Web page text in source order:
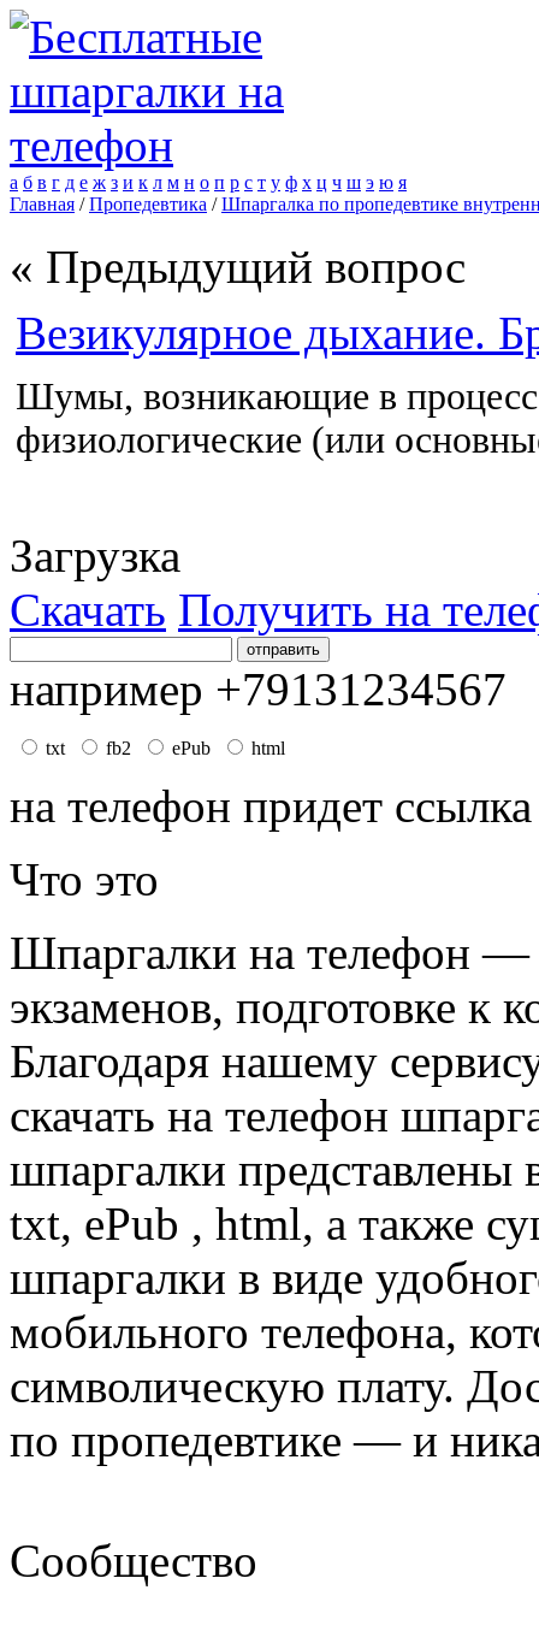
а б в г д е ж з и к л м н о п р с т у ф х ц ч ш э ю я
Главная /Пропедевтика /Шпаргалка по пропедевтике
« Предыдущий вопрос
Везикулярное дыхание.
Шумы, возникающие в
физиологические (или
Загрузка
Скачать Получить на
например +79131234567
txt fb2 ePub html
на телефон придет
Что это
Шпаргалки на телефон —
экзаменов, подготовке к
Благодаря нашему
скачать на телефон
шпаргалки
txt, ePub , html, а также
шпаргалки в виде
мобильного телефона,
символическую плату.
по пропедевтике — и
Сообщество